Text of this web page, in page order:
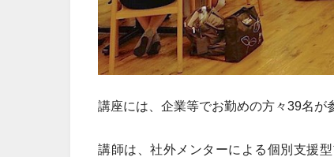
講座には、企業等でお勤めの方々39名が
講師は、社外メンターによる個別支援